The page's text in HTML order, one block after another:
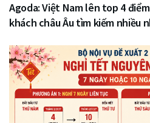
Agoda: Việt Nam lên top 4
khách châu Âu tìm kiếm nhiều